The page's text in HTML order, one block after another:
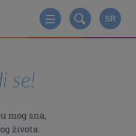
SR
se!
mog sna,
života.